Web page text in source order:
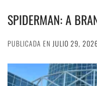
SPIDERMAN: A
PUBLICADA EN JULIO 29,